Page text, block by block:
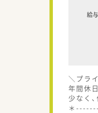
給与
＼プラ
年間休
少なく
＊